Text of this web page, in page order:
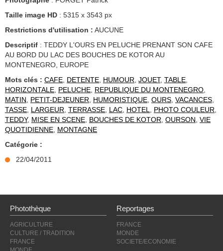
Taille image HD : 5315 x 3543 px
Restrictions d'utilisation : AUCUNE
Descriptif : TEDDY L'OURS EN PELUCHE PRENANT SON CAFE
AU BORD DU LAC DES BOUCHES DE KOTOR AU
MONTENEGRO, EUROPE
Mots clés : CAFE, DETENTE, HUMOUR, JOUET, TABLE,
HORIZONTALE, PELUCHE, REPUBLIQUE DU MONTENEGRO,
MATIN, PETIT-DEJEUNER, HUMORISTIQUE, OURS, VACANCES,
TASSE, LARGEUR, TERRASSE, LAC, HOTEL, PHOTO COULEUR,
TEDDY, MISE EN SCENE, BOUCHES DE KOTOR, OURSON, VIE
QUOTIDIENNE, MONTAGNE
Catégorie :
22/04/2011
Photothèque
AGRICULTURE
CULTURE / TRADITION
FRANCE
Reportages
FRANCE
MONDE
SOCIETE/ECONOMIE